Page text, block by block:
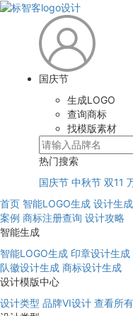
国庆节
生成LOGO
查询商标
找模版素材
热门搜索
国庆节 中秋节 双11
首页 智能LOGO生成 设计生成
案例 商标注册查询 设计攻略
智能生成
智能LOGO生成 印章设计生成
队徽设计生成 商标设计生成
设计模版中心
设计类型 品牌VI设计 查看所有